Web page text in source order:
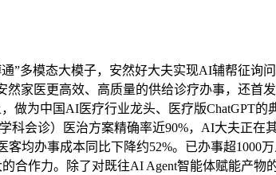
模态大模子，安然好大夫实现AI辅帮征询
家医更高效、高质量的供给诊疗办事，还首
做为中国AI医疗行业龙头、医疗版ChatGPT
会诊）医治方案精确率近90%，AI大夫正在
均办事成本同比下降约52%。已办事超1000
合作力。除了对既往AI Agent智能体赋能产物